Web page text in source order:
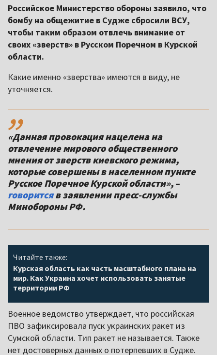
Российское Министерство обороны заявило, что
бомбу на общежитие в Судже сбросили ВСУ,
чтобы таким образом отвлечь внимание от
своих «зверств» в Русском Поречном в Курской
области.
Какие именно «зверства» имеются в виду, не
уточняется.
,,
«Данная провокация нацелена на
отвлечение мирового общественного
мнения от зверств киевского режима,
которые совершены в населенном пункте
Русское Поречное Курской области», –
говоритсяв заявлении пресс-службы
Минобороны РФ.
Читайте также:
Курская область как часть масштабного плана на
мир. Как Украина хочет использовать занятые
территории РФ
Военное ведомство утверждает, что российская
ПВО зафиксировала пуск украинских ракет из
Сумской области. Тип ракет не называется. Также
нет достоверных данных о потерпевших в Судже.